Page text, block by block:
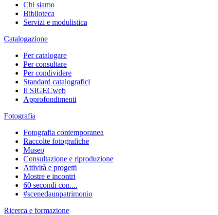
Chi siamo
Biblioteca
Servizi e modulistica
Catalogazione
Per catalogare
Per consultare
Per condividere
Standard catalografici
Il SIGECweb
Approfondimenti
Fotografia
Fotografia contemporanea
Raccolte fotografiche
Museo
Consultazione e riproduzione
Attività e progetti
Mostre e incontri
60 secondi con....
#scenedaunpatrimonio
Ricerca e formazione